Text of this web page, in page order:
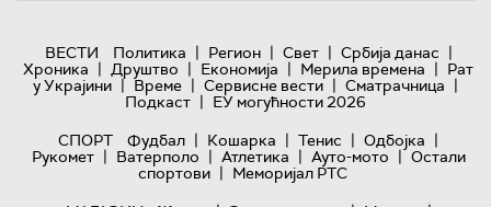
ВЕСТИ Политика | Регион | Свет | Србија данас |
Хроника | Друштво | Економија | Мерила времена | Рат
у Украјини | Време | Сервисне вести | Сматрачница |
Подкаст | ЕУ могућности 2026
СПОРТ
Фудбал | Кошарка | Тенис | Одбојка |
Рукомет | Ватерполо | Атлетика | Ауто-мото | Остали
спортови | Меморијал РТС